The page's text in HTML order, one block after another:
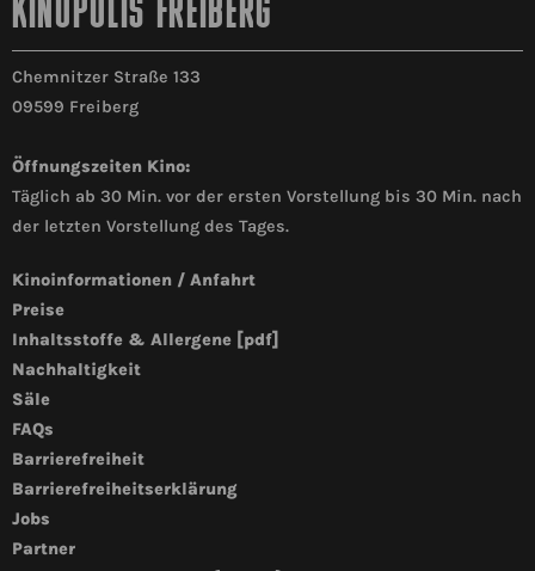
KINOPOLIS FREIBERG
Chemnitzer Straße 133
09599 Freiberg
Öffnungszeiten Kino:
Täglich ab 30 Min. vor der ersten Vorstellung bis 30 Min. nach
der letzten Vorstellung des Tages.
Kinoinformationen / Anfahrt
Preise
Inhaltsstoffe & Allergene [pdf]
Nachhaltigkeit
Säle
FAQs
Barrierefreiheit
Barrierefreiheitserklärung
Jobs
Partner